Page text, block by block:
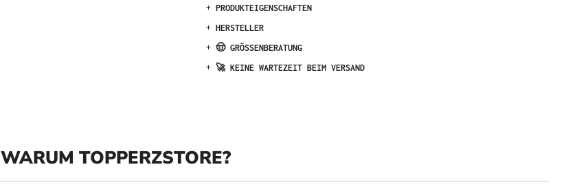
+ PRODUKTEIGENSCHAFTEN
+ HERSTELLER
+ 🤠 GRÖSSENBERATUNG
+ 🚀 KEINE WARTEZEIT BEIM VERSAND
WARUM TOPPERZSTORE?